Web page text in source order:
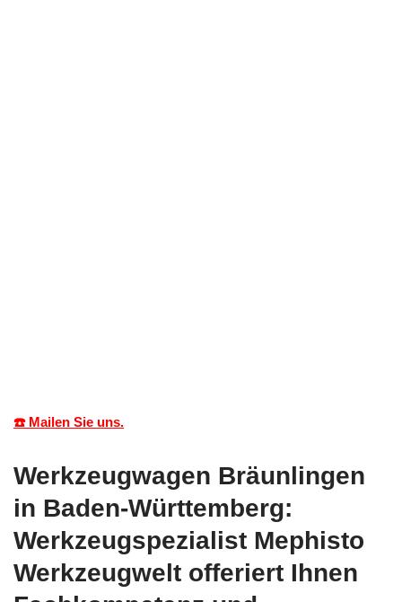
☎️ Mailen Sie uns.
Werkzeugwagen Bräunlingen
in Baden-Württemberg:
Werkzeugspezialist Mephisto
Werkzeugwelt offeriert Ihnen